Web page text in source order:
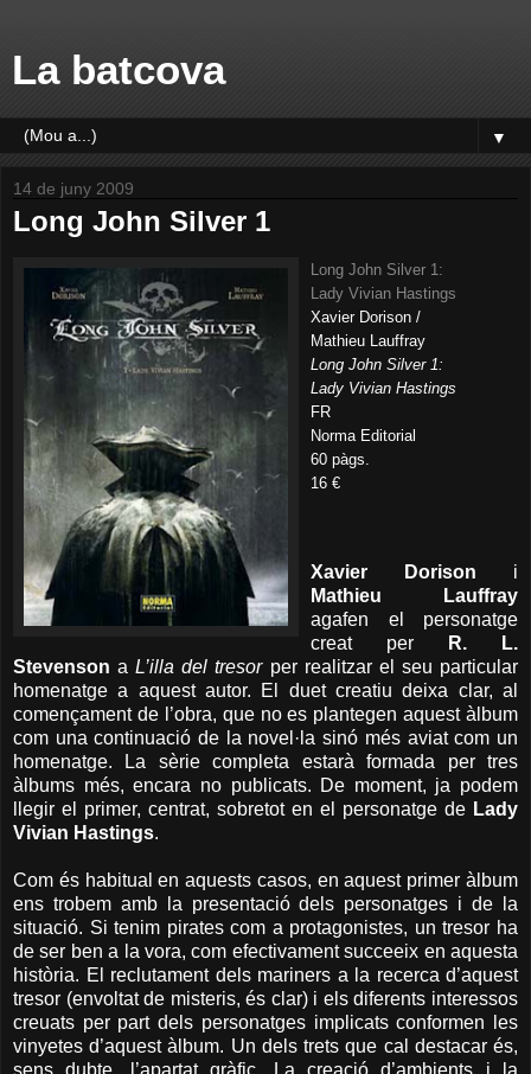
La batcova
▼
14 de juny 2009
Long John Silver 1
Long John Silver 1:
Lady Vivian Hastings
Xavier Dorison /
Mathieu Lauffray
Long John Silver 1:
Lady Vivian Hastings
FR
Norma Editorial
60 pàgs.
16 €
Xavier Dorison i
Mathieu Lauffray
agafen el personatge
creat per
R. L.
Stevenson aL’illa del tresorper realitzar el seu particular
homenatge a aquest autor. El duet creatiu deixa clar, al
començament de l’obra, que no es plantegen aquest àlbum
com una continuació de la novel·la sinó més aviat com un
homenatge. La sèrie completa estarà formada per tres
àlbums més, encara no publicats. De moment, ja podem
llegir el primer, centrat, sobretot en el personatge de Lady
Vivian Hastings.
Com és habitual en aquests casos, en aquest primer àlbum
ens trobem amb la presentació dels personatges i de la
situació. Si tenim pirates com a protagonistes, un tresor ha
de ser ben a la vora, com efectivament succeeix en aquesta
història. El reclutament dels mariners a la recerca d’aquest
tresor (envoltat de misteris, és clar) i els diferents interessos
creuats per part dels personatges implicats conformen les
vinyetes d’aquest àlbum. Un dels trets que cal destacar és,
sens dubte, l’apartat gràfic. La creació d’ambients i la